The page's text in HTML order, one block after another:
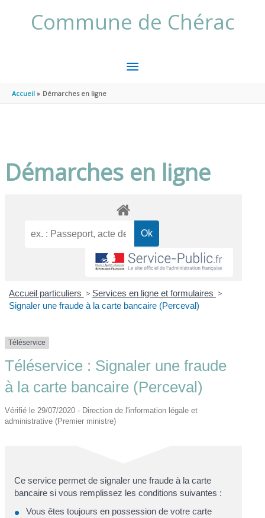
Commune de Chérac
MENU
Accueil Démarches en ligne
Démarches en ligne
Accueil particuliers > Services en ligne et formulaires >
Signaler une fraude à la carte bancaire (Perceval)
Téléservice
Téléservice : Signaler une fraude
à la carte bancaire (Perceval)
Vérifié le 29/07/2020 - Direction de l'information légale et
administrative (Premier ministre)
Ce service permet de signaler une fraude à la carte
bancaire si vous remplissez les conditions suivantes :
Vous êtes toujours en possession de votre carte